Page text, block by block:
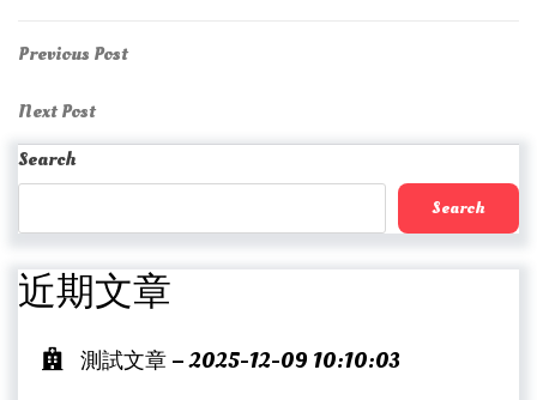
Post
navigation
Previous
Previous Post
Next
Post
Next Post
Search
Search
近期文章
測試文章 – 2025-12-09 10:10:03